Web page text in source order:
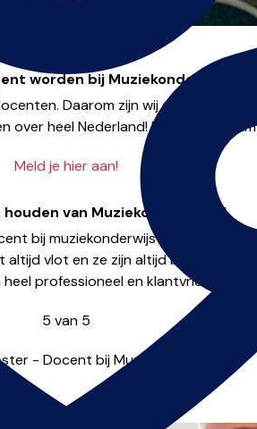
worden bij Muziekonderwijs.nl?
Daarom zijn wij altijd op zoek
heel Nederland! Kom jij ons
Meld je hier aan!
houden van Muziekonderwijs.nl
bij muziekonderwijs .nl en ik ben
vlot en ze zijn altijd bereid om
heel professioneel en klantvriendelijk
5 van 5
- Docent bij Muziekonderwijs.nl